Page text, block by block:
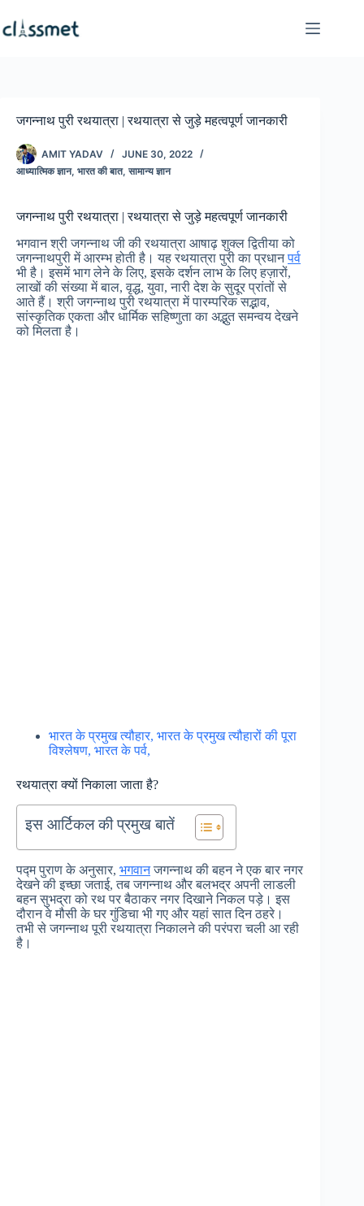
content
जगन्नाथ पुरी रथयात्रा | रथयात्रा से जुड़े महत्वपूर्ण जानकारी
AMIT YADAV
JUNE 30, 2022
आध्यात्मिक ज्ञान, भारत की बात, सामान्य ज्ञान
जगन्नाथ पुरी रथयात्रा | रथयात्रा से जुड़े महत्वपूर्ण जानकारी
भगवान श्री जगन्नाथ जी की रथयात्रा आषाढ़ शुक्ल द्वितीया को
जगन्नाथपुरी में आरम्भ होती है। यह रथयात्रा पुरी का प्रधानपर्व
भी है। इसमें भाग लेने के लिए, इसके दर्शन लाभ के लिए हज़ारों,
लाखों की संख्या में बाल, वृद्ध, युवा, नारी देश के सुदूर प्रांतों से
आते हैं। श्री जगन्नाथ पुरी रथयात्रा में पारम्परिक सद्भाव,
सांस्कृतिक एकता और धार्मिक सहिष्णुता का अद्भुत समन्वय देखने
को मिलता है।
भारत के प्रमुख त्यौहार, भारत के प्रमुख त्यौहारों की पूरा
विश्लेषण, भारत के पर्व,
रथयात्रा क्यों निकाला जाता है?
इस आर्टिकल की प्रमुख बातें
पद्म पुराण के अनुसार, भगवानजगन्नाथ की बहन ने एक बार नगर
देखने की इच्छा जताई, तब जगन्नाथ और बलभद्र अपनी लाडली
बहन सुभद्रा को रथ पर बैठाकर नगर दिखाने निकल पड़े। इस
दौरान वे मौसी के घर गुंडिचा भी गए और यहां सात दिन ठहरे।
तभी से जगन्नाथ पूरी रथयात्रा निकालने की परंपरा चली आ रही
है।